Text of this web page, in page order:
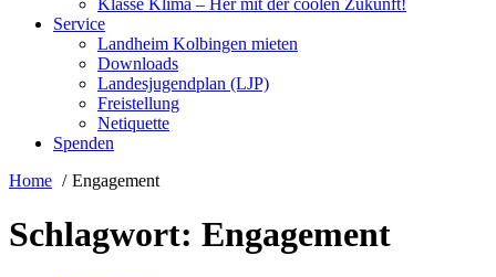
Klasse Klima – Her mit der coolen Zukunft!
Service
Landheim Kolbingen mieten
Downloads
Landesjugendplan (LJP)
Freistellung
Netiquette
Spenden
Home
Engagement
Schlagwort: Engagement